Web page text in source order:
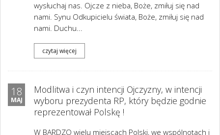
wysłuchaj nas. Ojcze z nieba, Boże, zmiłuj się nad
nami. Synu Odkupicielu świata, Boże, zmiłuj się nad
nami. Duchu...
czytaj więcej
18
MAJ
Modlitwa i czyn intencji Ojczyzny, w intencji
wyboru prezydenta RP, który będzie godnie
reprezentował Polskę !
W BARDZO wielu miejscach Polski, we wspólnotach i